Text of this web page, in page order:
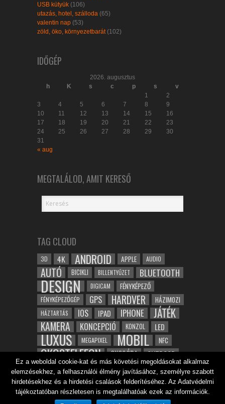
USB kütyük (106)
utazás, hotel, szálloda (65)
valentin nap (53)
zöld, öko, környezetbarát (102)
IDŐGÉP
2026. augusztus
h
K s c p s
v
1
2
3
4 5 6 7 8
9
10
11 12 13 14 15
16
17
18 19 20 21 22
23
24
25 26 27 28 29
30
31
« aug
MEGTALÁLOD, AMIT KERESŐ
TAG CLOUD
3D 4K ANDROID APPLE AUDIO
AUTÓ BICIKLI BILLENTYŰZET BLUETOOTH
DESIGN DIGICAM FÉNYKÉPEZŐ
FÉNYKÉPEZŐGÉP GPS HARDVER HÁZIMOZI
HÁZTARTÁS IOS IPAD IPHONE JÁTÉK
KAMERA KONCEPCIÓ KONZOL LED
LUXUS MEGAPIXEL MOBIL NFC
OKOSTELEFON OKOSÓRA OUTDOOR
ROBOT SAMSUNG SPORT TABLET
TESZT VIDEÓ VÍZÁLLÓ WIFI ZENE ZÖLD
ÉPÍTÉSZET ÉRINTŐKÉPERNYŐ ÓRA
Ez a weboldal cookie-kat és más követési megoldásokat alkalmaz
elemzésekhez, a felhasználói élmény javításához, személyre szabott
hirdetésekhez és a hirdetési csalások felderítéséhez. Az Adatvédelmi
tájékoztatóban részletesen is megtalálhatóak ezek az információk.